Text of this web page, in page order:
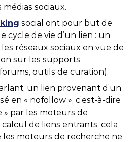
sociaux.
social ont pour but de
cycle de vie d’un lien : un
réseaux sociaux en vue de
sur les supports
outils de curation).
un lien provenant d’un
en « nofollow », c’est-à-dire
» par les moteurs de
de liens entrants, cela
les moteurs de recherche ne